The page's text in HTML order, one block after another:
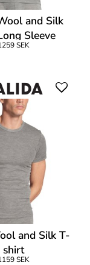
and Silk
Sleeve
SEK
and Silk T-
shirt
SEK